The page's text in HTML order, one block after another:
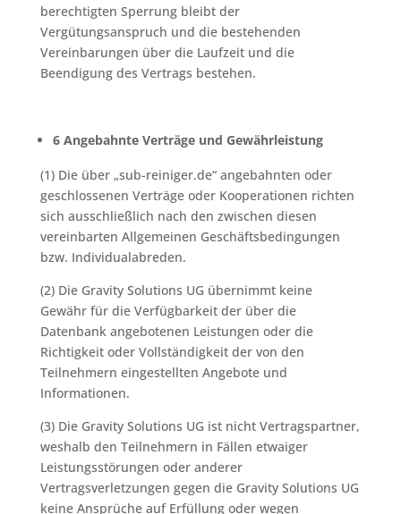
berechtigten Sperrung bleibt der
Vergütungsanspruch und die bestehenden
Vereinbarungen über die Laufzeit und die
Beendigung des Vertrags bestehen.
6 Angebahnte Verträge und Gewährleistung
(1) Die über „sub-reiniger.de“ angebahnten oder
geschlossenen Verträge oder Kooperationen richten
sich ausschließlich nach den zwischen diesen
vereinbarten Allgemeinen Geschäftsbedingungen
bzw. Individualabreden.
(2) Die Gravity Solutions UG übernimmt keine
Gewähr für die Verfügbarkeit der über die
Datenbank angebotenen Leistungen oder die
Richtigkeit oder Vollständigkeit der von den
Teilnehmern eingestellten Angebote und
Informationen.
(3) Die Gravity Solutions UG ist nicht Vertragspartner,
weshalb den Teilnehmern in Fällen etwaiger
Leistungsstörungen oder anderer
Vertragsverletzungen gegen die Gravity Solutions UG
keine Ansprüche auf Erfüllung oder wegen